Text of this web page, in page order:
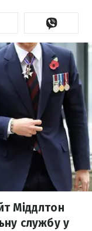
Міддлтон
службу у